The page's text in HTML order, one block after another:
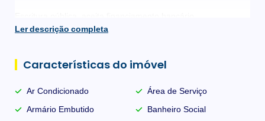
Ler descrição completa
Características do imóvel
Ar Condicionado
Área de Serviço
Armário Embutido
Banheiro Social